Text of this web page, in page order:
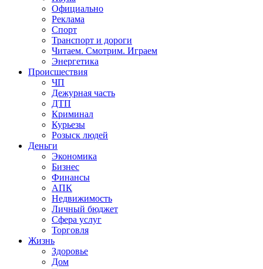
Официально
Реклама
Спорт
Транспорт и дороги
Читаем. Смотрим. Играем
Энергетика
Происшествия
ЧП
Дежурная часть
ДТП
Криминал
Курьезы
Розыск людей
Деньги
Экономика
Бизнес
Финансы
АПК
Недвижимость
Личный бюджет
Сфера услуг
Торговля
Жизнь
Здоровье
Дом